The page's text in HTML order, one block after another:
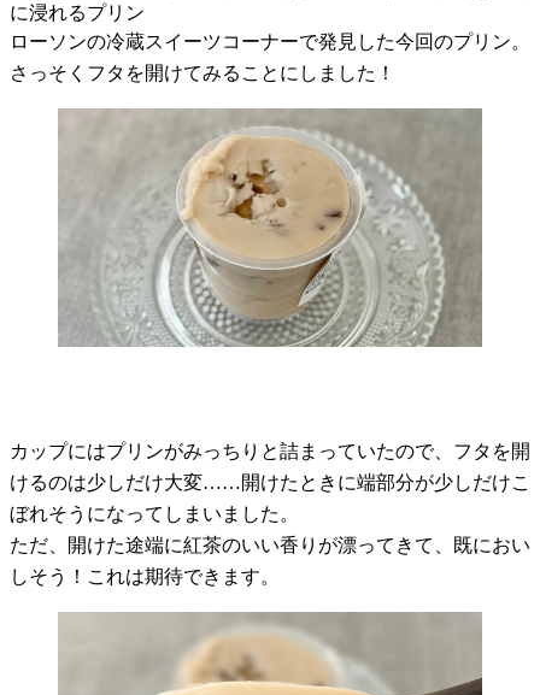
に浸れるプリン
ローソンの冷蔵スイーツコーナーで発見した今回のプリン。
さっそくフタを開けてみることにしました！
カップにはプリンがみっちりと詰まっていたので、フタを開
けるのは少しだけ大変……開けたときに端部分が少しだけこ
ぼれそうになってしまいました。
ただ、開けた途端に紅茶のいい香りが漂ってきて、既におい
しそう！これは期待できます。